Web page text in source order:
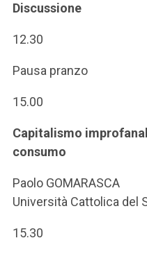
Discussione
12.30
Pausa pranzo
15.00
Capitalismo
consumo
Paolo GOMARASCA
Università Cattolica del
15.30